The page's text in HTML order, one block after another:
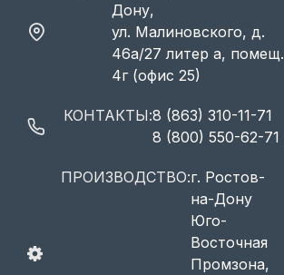
Дону,
ул. Малиновского, д.
46а/27 литер а, помещ.
4г (офис 25)
КОНТАКТЫ:8 (863) 310-11-71
8 (800) 550-62-71
ПРОИЗВОДСТВО:г. Ростов-
на-Дону
Юго-
Восточная
Промзона,